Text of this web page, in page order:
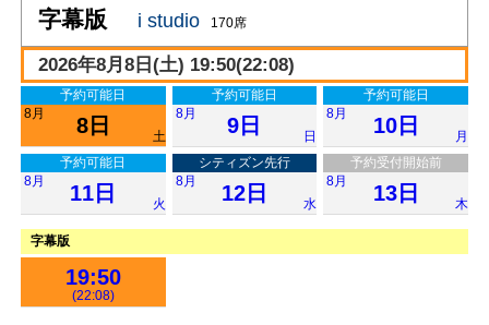
字幕版 i studio 170席
2026年8月8日(土) 19:50(22:08)
予約可能日
8月
8日 土
予約可能日
8月
9日 日
予約可能日
8月
10日
月
予約可能日
8月
11日 火
シティズン先行
8月
12日 水
予約受付開始前
8月
13日 木
字幕版
19:50
(22:08)